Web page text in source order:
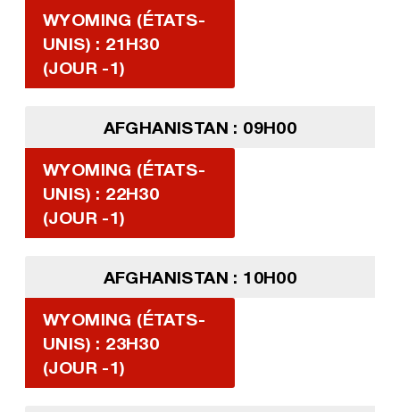
WYOMING (ÉTATS-
UNIS) : 21H30
(JOUR -1)
AFGHANISTAN : 09H00
WYOMING (ÉTATS-
UNIS) : 22H30
(JOUR -1)
AFGHANISTAN : 10H00
WYOMING (ÉTATS-
UNIS) : 23H30
(JOUR -1)